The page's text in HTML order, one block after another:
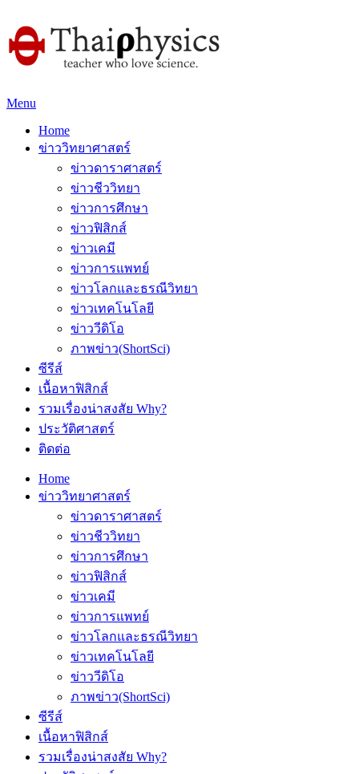
Menu
Home
ข่าววิทยาศาสตร์
ข่าวดาราศาสตร์
ข่าวชีววิทยา
ข่าวการศึกษา
ข่าวฟิสิกส์
ข่าวเคมี
ข่าวการแพทย์
ข่าวโลกและธรณีวิทยา
ข่าวเทคโนโลยี
ข่าววีดิโอ
ภาพข่าว(ShortSci)
ซีรีส์
เนื้อหาฟิสิกส์
รวมเรื่องน่าสงสัย Why?
ประวัติศาสตร์
ติดต่อ
Home
ข่าววิทยาศาสตร์
ข่าวดาราศาสตร์
ข่าวชีววิทยา
ข่าวการศึกษา
ข่าวฟิสิกส์
ข่าวเคมี
ข่าวการแพทย์
ข่าวโลกและธรณีวิทยา
ข่าวเทคโนโลยี
ข่าววีดิโอ
ภาพข่าว(ShortSci)
ซีรีส์
เนื้อหาฟิสิกส์
รวมเรื่องน่าสงสัย Why?